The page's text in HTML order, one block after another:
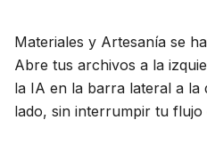
Materiales y Artesanía se
Abre tus archivos a la
la IA en la barra lateral a la
lado, sin interrumpir tu flujo